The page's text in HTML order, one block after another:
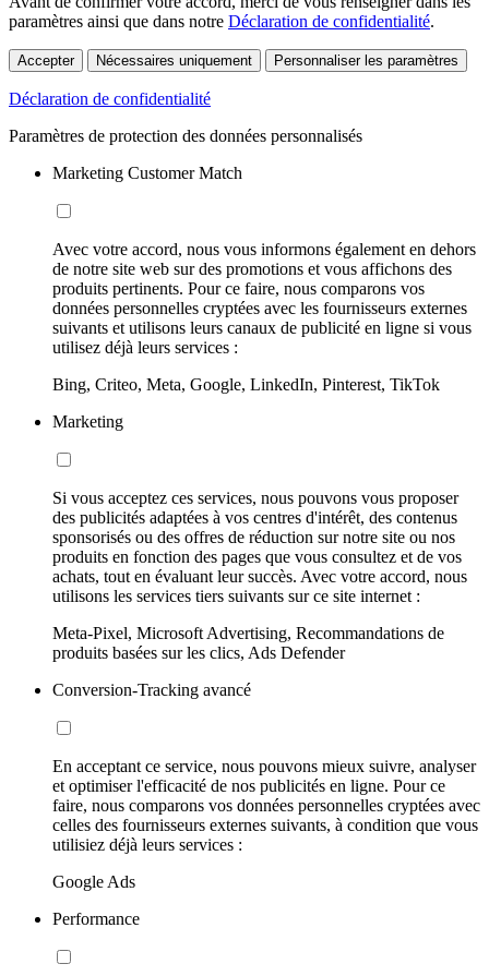
paramètres ainsi que dans notre Déclaration de confidentialité.
Accepter Nécessaires uniquement Personnaliser les paramètres
Déclaration de confidentialité
Paramètres de protection des données personnalisés
Marketing Customer Match
Avec votre accord, nous vous informons également en dehors
de notre site web sur des promotions et vous affichons des
produits pertinents. Pour ce faire, nous comparons vos
données personnelles cryptées avec les fournisseurs externes
suivants et utilisons leurs canaux de publicité en ligne si vous
utilisez déjà leurs services :
Bing, Criteo, Meta, Google, LinkedIn, Pinterest, TikTok
Marketing
Si vous acceptez ces services, nous pouvons vous proposer
des publicités adaptées à vos centres d'intérêt, des contenus
sponsorisés ou des offres de réduction sur notre site ou nos
produits en fonction des pages que vous consultez et de vos
achats, tout en évaluant leur succès. Avec votre accord, nous
utilisons les services tiers suivants sur ce site internet :
Meta-Pixel, Microsoft Advertising, Recommandations de
produits basées sur les clics, Ads Defender
Conversion-Tracking avancé
En acceptant ce service, nous pouvons mieux suivre, analyser
et optimiser l'efficacité de nos publicités en ligne. Pour ce
faire, nous comparons vos données personnelles cryptées avec
celles des fournisseurs externes suivants, à condition que vous
utilisiez déjà leurs services :
Google Ads
Performance